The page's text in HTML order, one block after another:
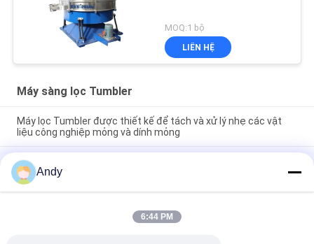
MOQ:1 bộ
LIÊN HỆ
Máy sàng lọc Tumbler
Máy lọc Tumbler được thiết kế để tách và xử lý nhẹ các vật
liệu công nghiệp mỏng và dính mỏng
Máy sàng rung Tumbler được thiết kế để bảo trì dễ dàng và
sàng lọc nhẹ nhàng các vật liệu mịn, dễ vỡ và dính trong công
nghiệp
Máy lọc tumbler công suất cao cung cấp phân loại kích thước
hạt nhiều cấp độ và hoạt động ổn định với tiếng ồn thấp và
Andy
6:44 PM